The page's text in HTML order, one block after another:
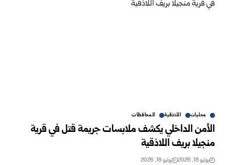
محليات اللاذقية المحافظات
الأمن الداخلي يكشف ملابسات جريمة قتل في قرية
منجيلا بريف اللاذقية
يوليو 18, 2026 يوليو 18, 2026